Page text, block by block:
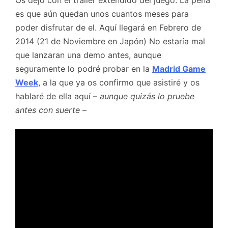
es que aún quedan unos cuantos meses para
poder disfrutar de el. Aquí llegará en Febrero de
2014 (21 de Noviembre en Japón) No estaría mal
que lanzaran una demo antes, aunque
seguramente lo podré probar en la Madrid Game
Week, a la que ya os confirmo que asistiré y os
hablaré de ella aquí – aunque quizás lo pruebe
antes con suerte –